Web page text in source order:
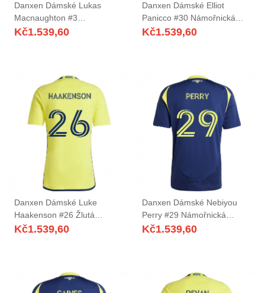
Danxen Dámské Lukas
Macnaughton #3
Námořnická Modrá Žlutá
Kč1.539,60
Danxen Dámské Elliot
Panicco #30 Námořnická
Modrá Žlutá Daleko Hráčské
Kč1.539,60
Danxen Dámské Luke
Haakenson #26 Žlutá
Námořnická Modrá Domů
Kč1.539,60
Danxen Dámské Nebiyou
Perry #29 Námořnická
Modrá Žlutá Daleko Hráčské
Kč1.539,60